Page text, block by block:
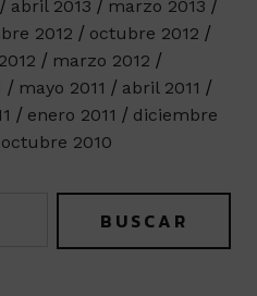
abril 2013
marzo 2013
2012
octubre 2012
marzo 2012
mayo 2011
abril 2011
enero 2011
diciembre
octubre 2010